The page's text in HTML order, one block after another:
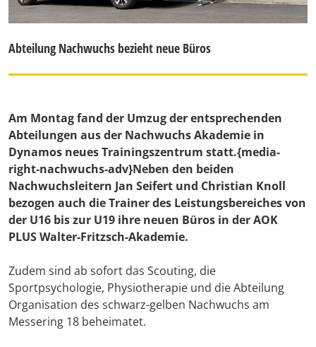
Abteilung Nachwuchs bezieht neue Büros
Am Montag fand der Umzug der entsprechenden
Abteilungen aus der Nachwuchs Akademie in
Dynamos neues Trainingszentrum statt.{media-
right-nachwuchs-adv}Neben den beiden
Nachwuchsleitern Jan Seifert und Christian Knoll
bezogen auch die Trainer des Leistungsbereiches von
der U16 bis zur U19 ihre neuen Büros in der AOK
PLUS Walter-Fritzsch-Akademie.
Zudem sind ab sofort das Scouting, die
Sportpsychologie, Physiotherapie und die Abteilung
Organisation des schwarz-gelben Nachwuchs am
Messering 18 beheimatet.